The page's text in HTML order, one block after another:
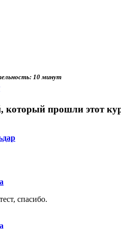
10 минут
который прошли этот
спасибо.